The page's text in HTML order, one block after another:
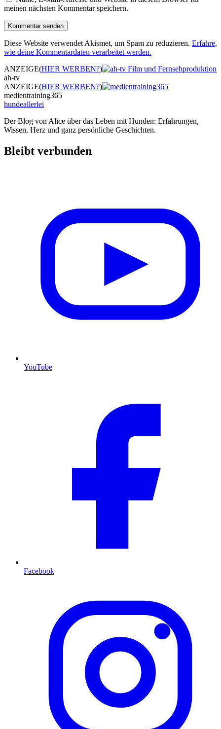
meinen nächsten Kommentar speichern.
Diese Website verwendet Akismet, um Spam zu reduzieren. Erfahre,
wie deine Kommentardaten verarbeitet werden.
ANZEIGE(HIER WERBEN?)
ah-tv
ANZEIGE(HIER WERBEN?)
medientraining365
hundeallerlei
Der Blog von Alice über das Leben mit Hunden: Erfahrungen,
Wissen, Herz und ganz persönliche Geschichten.
Bleibt verbunden
YouTube
Facebook